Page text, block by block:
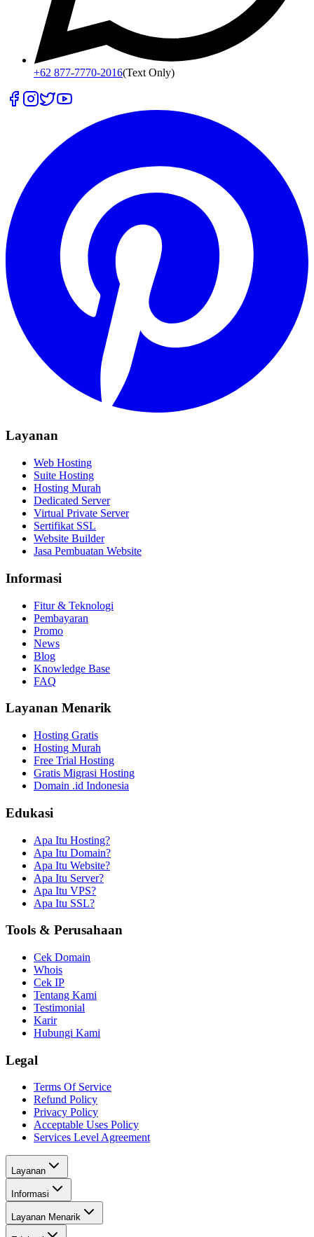
+62 877-7770-2016(Text Only)
Layanan
Web Hosting
Suite Hosting
Hosting Murah
Dedicated Server
Virtual Private Server
Sertifikat SSL
Website Builder
Jasa Pembuatan Website
Informasi
Fitur & Teknologi
Pembayaran
Promo
News
Blog
Knowledge Base
FAQ
Layanan Menarik
Hosting Gratis
Hosting Murah
Free Trial Hosting
Gratis Migrasi Hosting
Domain .id Indonesia
Edukasi
Apa Itu Hosting?
Apa Itu Domain?
Apa Itu Website?
Apa Itu Server?
Apa Itu VPS?
Apa Itu SSL?
Tools & Perusahaan
Cek Domain
Whois
Cek IP
Tentang Kami
Testimonial
Karir
Hubungi Kami
Legal
Terms Of Service
Refund Policy
Privacy Policy
Acceptable Uses Policy
Services Level Agreement
Layanan
Informasi
Layanan Menarik